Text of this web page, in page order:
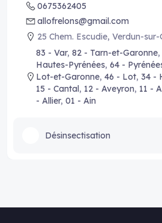
0675362405
allofrelons@gmail.com
25 Chem. Escudie, Verdun-
83 - Var, 82 - Tarn-et-Garonne,
Hautes-Pyrénées, 64 -
Lot-et-Garonne, 46 - Lot, 34 -
15 - Cantal, 12 - Aveyron, 11 -
- Allier, 01 - Ain
Désinsectisation